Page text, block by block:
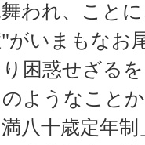
舞われ、こと
がいまもなお
困惑せざる
のようなこと
満八十歳定年